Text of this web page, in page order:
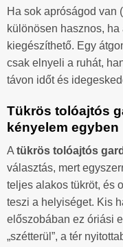
Ha sok apróságod van
különösen hasznos,
kiegészíthető. Egy
csak elnyeli a ruhát,
távon időt és
Tükrös tolóajtós
kényelem egyben
Atükrös tolóajtós
választás, mert
teljes alakos tükröt, és
teszi a helyiséget. Kis
előszobában ez óriási
„szétterül”, a tér